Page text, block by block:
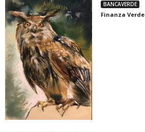
BANCAVERDE
Finanza Verde